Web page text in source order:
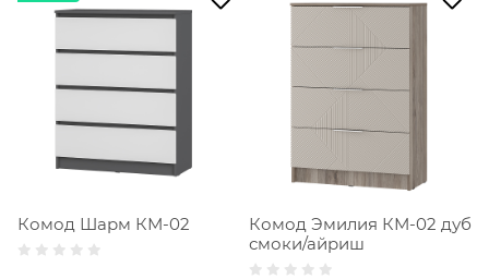
Комод Шарм КМ-02
Комод Эмилия КМ-02 дуб
смоки/айриш